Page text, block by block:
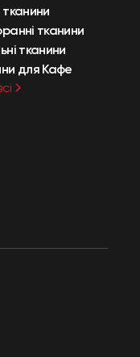
тканини
тканини
тканини
для Кафе